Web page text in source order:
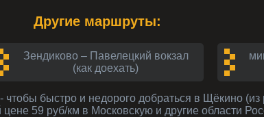
Другие маршруты:
Зендиково – Павелецкий вокзал
(как доехать)
- чтобы быстро и недорого добраться в Щёкино (из
59 руб/км в Московскую и другие области